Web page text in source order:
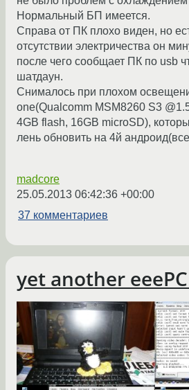
Нормальный БП имеется.
Справа от ПК плохо виден, но
отсутствии электричества он
после чего сообщает ПК по usb
шатдаун.
Снималось при плохом
one(Qualcomm MSM8260 S3
4GB flash, 16GB microSD),
лень обновить на 4й
madcore
25.05.2013 06:42:36 +00:00
37 комментариев
yet another eeePC